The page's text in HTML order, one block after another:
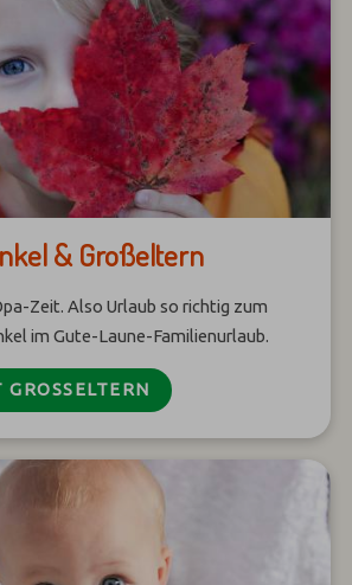
& Großeltern
Zeit. Also Urlaub so richtig zum
im Gute-Laune-Familienurlaub.